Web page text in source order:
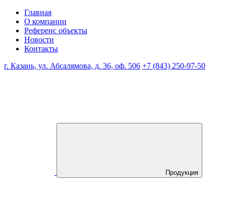
Главная
О компании
Референс объекты
Новости
Контакты
г. Казань, ул. Абсалямова, д. 36, оф. 506 +7 (843) 250-97-50
Продукция